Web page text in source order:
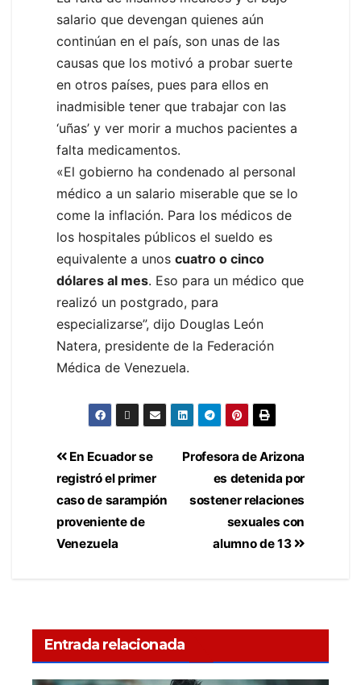
salario que devengan quienes aún
continúan en el país, son unas de las
causas que los motivó a probar suerte
en otros países, pues para ellos en
inadmisible tener que trabajar con las
‘uñas’ y ver morir a muchos pacientes a
falta medicamentos.
«El gobierno ha condenado al personal
médico a un salario miserable que se lo
come la inflación. Para los médicos de
los hospitales públicos el sueldo es
equivalente a unos cuatro o cinco
dólares al mes. Eso para un médico que
realizó un postgrado, para
especializarse”, dijo Douglas León
Natera, presidente de la Federación
Médica de Venezuela.
Profesora de Arizona
es detenida por
sostener relaciones
sexuales con
alumno de 13
En Ecuador se
registró el primer
caso de sarampión
proveniente de
Venezuela
Entrada relacionada